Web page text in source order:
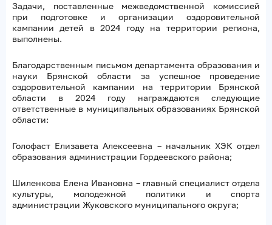
Задачи, поставленные межведомственной комиссией
при подготовке и организации оздоровительной
кампании детей в 2024 году на территории региона,
выполнены.
Благодарственным письмом департамента образования и
науки Брянской области за успешное проведение
оздоровительной кампании на территории Брянской
области в 2024 году награждаются следующие
ответственные в муниципальных образованиях Брянской
области:
Голофаст Елизавета Алексеевна – начальник ХЭК отдел
образования администрации Гордеевского района;
Шиленкова Елена Ивановна – главный специалист отдела
культуры, молодежной политики и спорта
администрации Жуковского муниципального округа;